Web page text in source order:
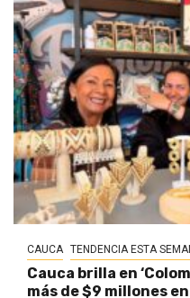
CAUCA TENDENCIA ESTA
Cauca brilla en
más de $9 millones